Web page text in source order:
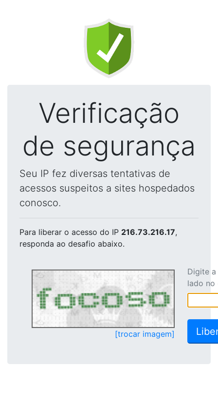
Verificação
de segurança
Seu IP fez diversas tentativas de
acessos suspeitos a sites hospedados
conosco.
Para liberar o acesso do IP 216.73.216.17,
responda ao desafio abaixo.
[trocar imagem]
Digite
lado no